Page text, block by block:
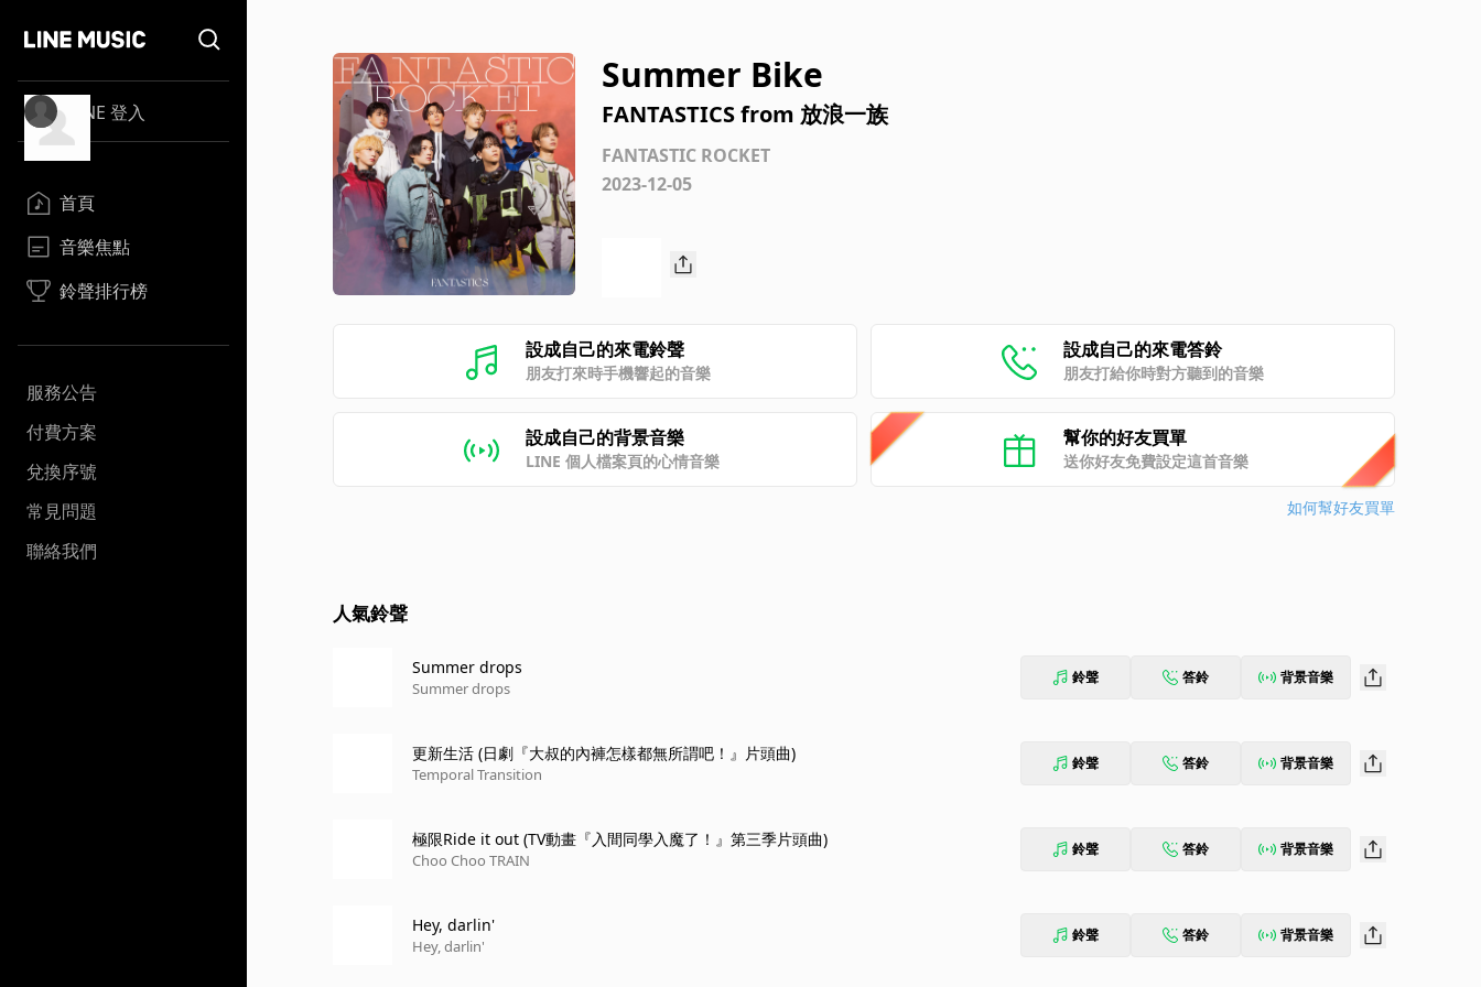
LINE 登入
首頁
音樂焦點
鈴聲排行榜
服務公告
付費方案
兌換序號
常見問題
聯絡我們
Summer Bike
FANTASTICS from 放浪一族
FANTASTIC ROCKET
2023-12-05
設成自己的來電鈴聲
朋友打來時手機響起的音樂
設成自己的來電答鈴
朋友打給你時對方聽到的音樂
設成自己的背景音樂
LINE 個人檔案頁的心情音樂
幫你的好友買單
送你好友免費設定這首音樂
如何幫好友買單
人氣鈴聲
Summer drops
Summer drops
鈴聲 答鈴 背景音樂
更新生活 (日劇『大叔的內褲怎樣都無所謂吧！』片頭曲)
Temporal Transition
鈴聲 答鈴 背景音樂
極限Ride it out (TV動畫『入間同學入魔了！』第三季片頭曲)
Choo Choo TRAIN
鈴聲 答鈴 背景音樂
Hey, darlin'
Hey, darlin'
鈴聲 答鈴 背景音樂